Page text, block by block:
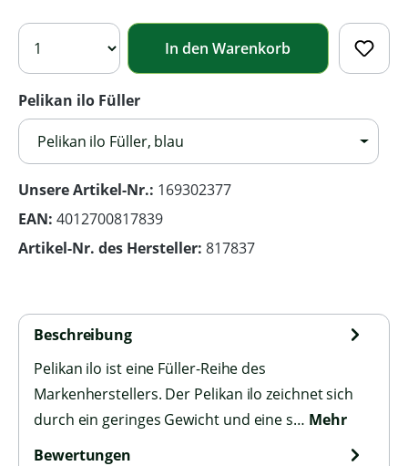
In den Warenkorb
Pelikan ilo Füller
Pelikan ilo Füller, blau
Unsere Artikel-Nr.: 169302377
EAN: 4012700817839
Artikel-Nr. des Hersteller: 817837
Beschreibung
Pelikan ilo ist eine Füller-Reihe des
Markenherstellers. Der Pelikan ilo zeichnet sich
durch ein geringes Gewicht und eine s… Mehr
Bewertungen